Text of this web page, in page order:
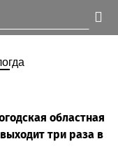
областная
три раза в